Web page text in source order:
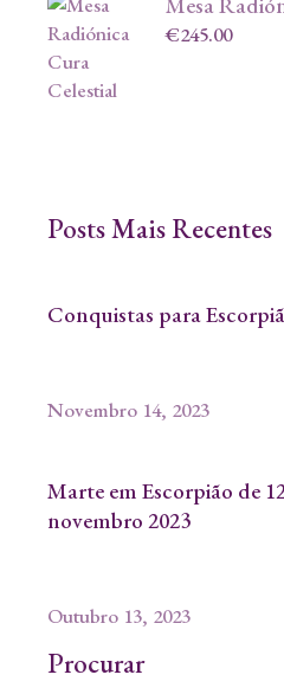
€245.00
Posts Mais Recentes
Conquistas para
Novembro 14, 2023
Marte em Escorpião de
novembro 2023
Outubro 13, 2023
Procurar